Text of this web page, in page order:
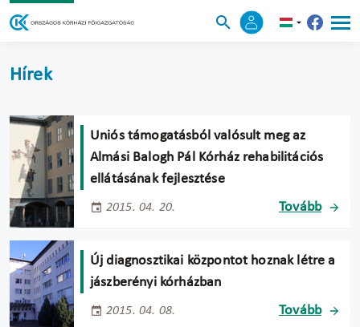
Hírek
Uniós támogatásból valósult meg az
Almási Balogh Pál Kórház rehabilitációs
ellátásának fejlesztése
2015. 04. 20. Tovább
Új diagnosztikai központot hoznak létre a
jászberényi kórházban
2015. 04. 08. Tovább